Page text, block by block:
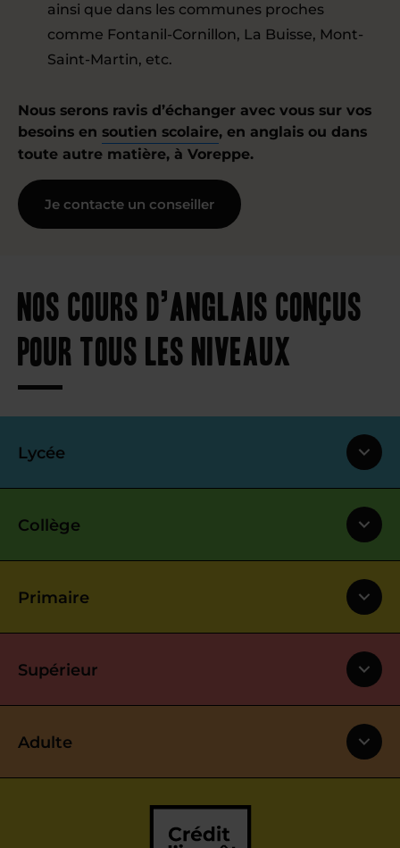
ainsi que dans les communes proches
comme Fontanil-Cornillon, La Buisse, Mont-
Saint-Martin, etc.
Nous serons ravis d’échanger avec vous sur vos
besoins en soutien scolaire, en anglais ou dans
toute autre matière, à Voreppe.
Je contacte un conseiller
Nos cours d’anglais conçus
pour tous les niveaux
Lycée
Collège
Primaire
Supérieur
Adulte